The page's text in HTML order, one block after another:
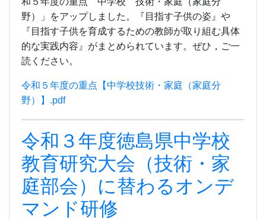
野）」をアップしました。『目指す子供の姿』や
『目指す子供を育成するための教師が取り組む具体
的な実践内容』がまとめられています。ぜひ，ご一
読ください。
令和５年度の重点【中学校技術・家庭（家庭分
野）】.pdf
令和３年度徳島県中学校
教育研究大会（技術・家
庭部会）に替わるオンデ
マンド研修